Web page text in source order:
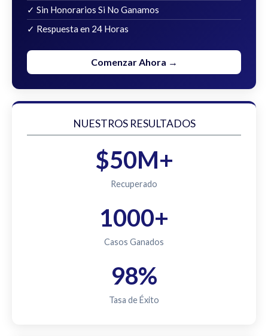
✓ Sin Honorarios Si No Ganamos
✓ Respuesta en 24 Horas
Comenzar Ahora →
NUESTROS RESULTADOS
$50M+
Recuperado
1000+
Casos Ganados
98%
Tasa de Éxito